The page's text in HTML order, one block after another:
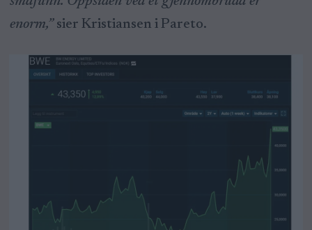
enorm,”sier Kristiansen i Pareto.